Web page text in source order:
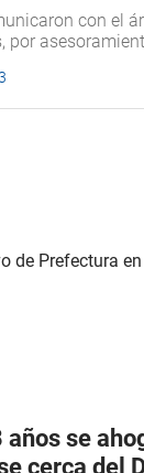
con el
por
años se
cerca del